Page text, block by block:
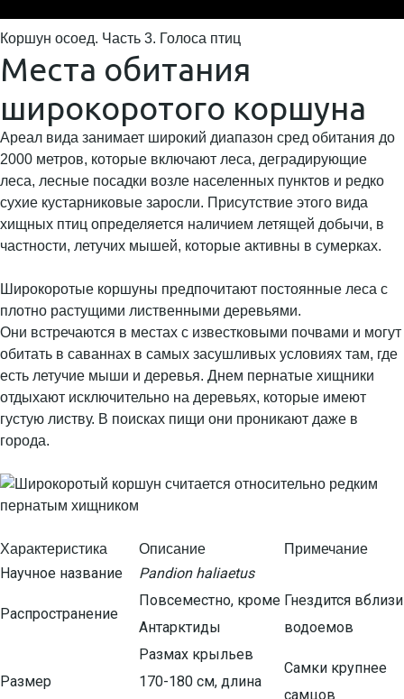
Коршун осоед. Часть 3. Голоса птиц
Места обитания
широкоротого коршуна
Ареал вида занимает широкий диапазон сред обитания до
2000 метров, которые включают леса, деградирующие
леса, лесные посадки возле населенных пунктов и редко
сухие кустарниковые заросли. Присутствие этого вида
хищных птиц определяется наличием летящей добычи, в
частности, летучих мышей, которые активны в сумерках.
Широкоротые коршуны предпочитают постоянные леса с
плотно растущими лиственными деревьями.
Они встречаются в местах с известковыми почвами и могут
обитать в саваннах в самых засушливых условиях там, где
есть летучие мыши и деревья. Днем пернатые хищники
отдыхают исключительно на деревьях, которые имеют
густую листву. В поисках пищи они проникают даже в
города.
Характеристика Описание Примечание
Научное название Pandion haliaetus
Распространение
Повсеместно, кроме
Антарктиды
Гнездится вблизи
водоемов
Размер
Размах крыльев
170-180 см, длина
Самки крупнее
самцов